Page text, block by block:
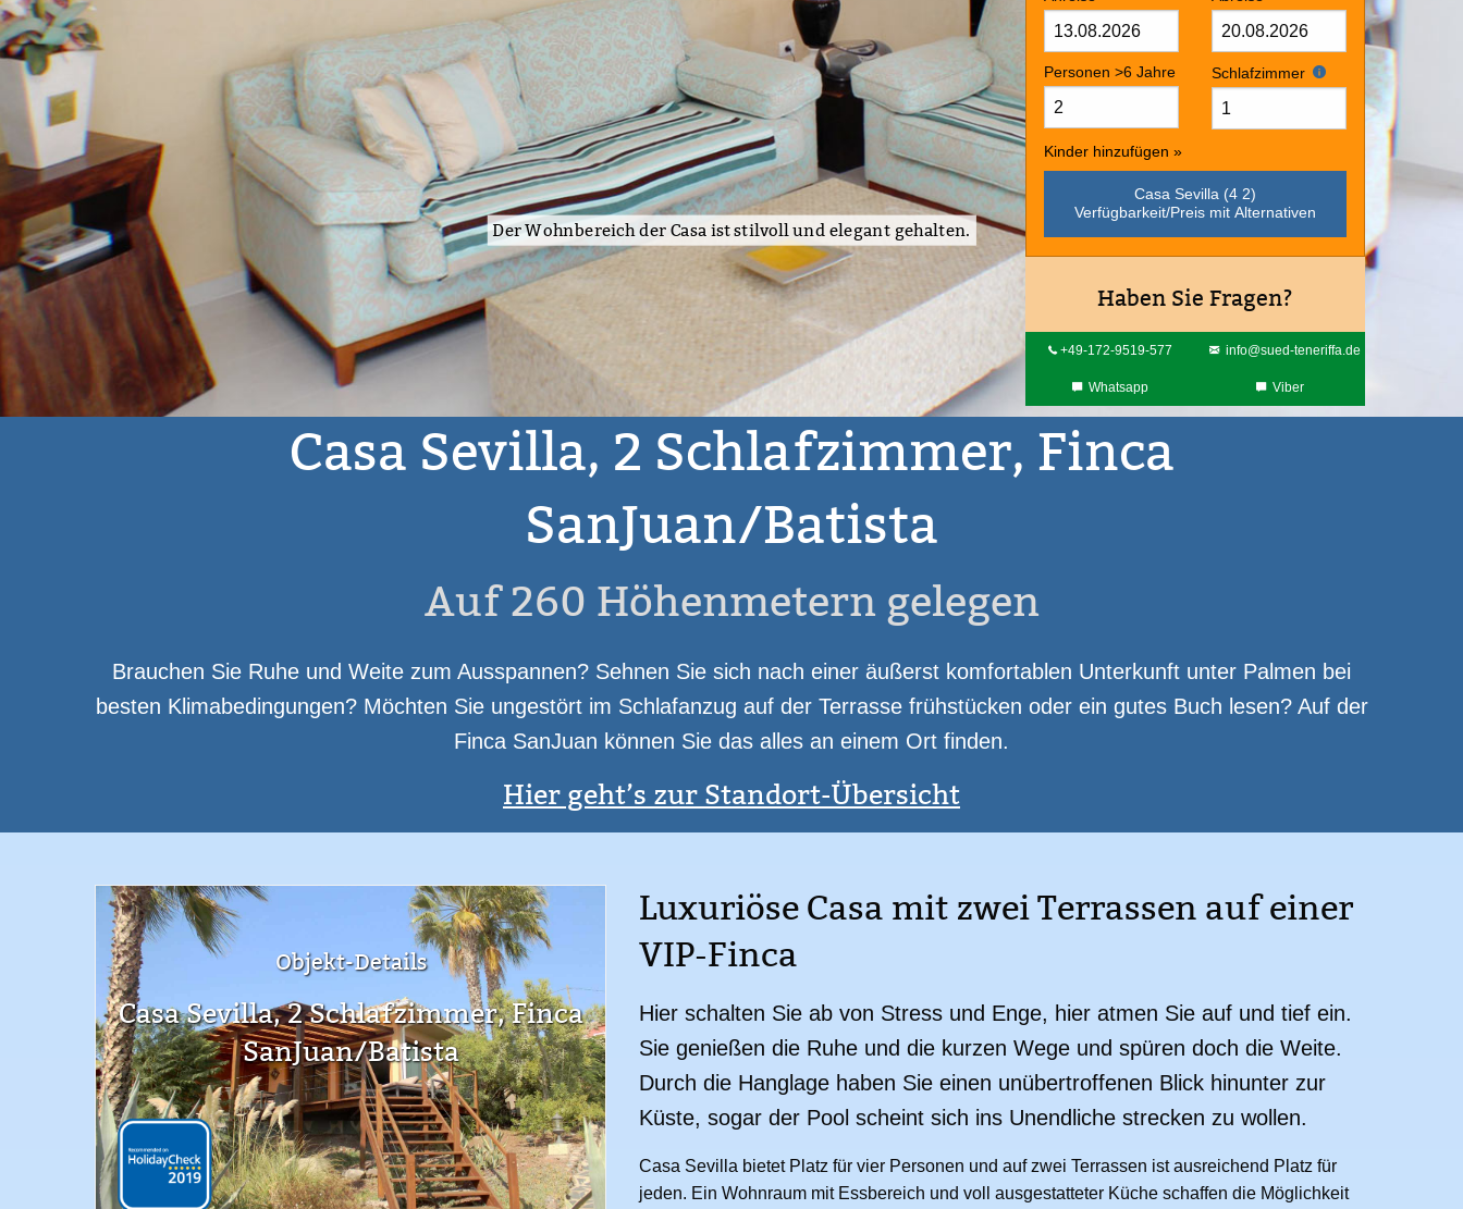
Schlafzimmer 2.
Landhaus bis zu 4 2 Schlafzimmer 180,00 € - 230,00 € Guía de Isora Video anschauen
Internet WLAN
Backofen Kaffe-/ Espressomaschine Grill Meditations-/ Yogaplatz
Personen >6 Jahre Schlafzimmer
Kinder hinzufügen »
Casa Sevilla (4 2)
Verfügbarkeit/Preis mit Alternativen
Haben Sie Fragen?
+49-172-9519-577 info@sued-teneriffa.de
Whatsapp Viber
Casa Sevilla, 2 Schlafzimmer, Finca
SanJuan/Batista
Auf 260 Höhenmetern gelegen
Brauchen Sie Ruhe und Weite zum Ausspannen? Sehnen Sie sich nach einer äußerst komfortablen Unterkunft unter Palmen bei
besten Klimabedingungen? Möchten Sie ungestört im Schlafanzug auf der Terrasse frühstücken oder ein gutes Buch lesen? Auf der
Finca SanJuan können Sie das alles an einem Ort finden.
Hier geht’s zur Standort-Übersicht
Objekt-Details
Casa Sevilla, 2 Schlafzimmer, Finca
SanJuan/Batista
Luxuriöse Casa mit zwei Terrassen auf einer
VIP-Finca
Hier schalten Sie ab von Stress und Enge, hier atmen Sie auf und tief ein.
Sie genießen die Ruhe und die kurzen Wege und spüren doch die Weite.
Durch die Hanglage haben Sie einen unübertroffenen Blick hinunter zur
Küste, sogar der Pool scheint sich ins Unendliche strecken zu wollen.
Casa Sevilla bietet Platz für vier Personen und auf zwei Terrassen ist ausreichend Platz für
jeden. Ein Wohnraum mit Essbereich und voll ausgestatteter Küche schaffen die Möglichkeit